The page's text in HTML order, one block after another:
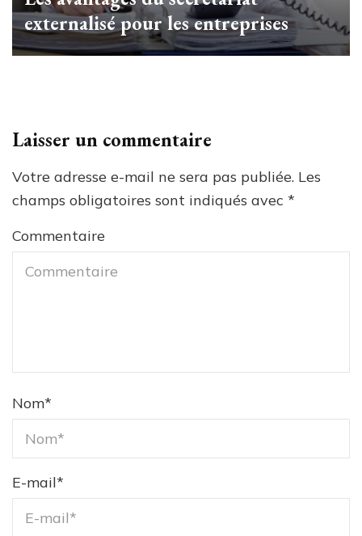
externalisé pour les entreprises
Laisser un commentaire
Votre adresse e-mail ne sera pas publiée. Les
champs obligatoires sont indiqués avec *
Commentaire
Nom*
E-mail*